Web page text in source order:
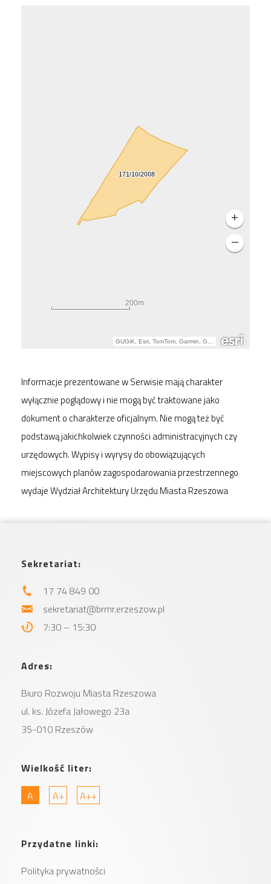
Informacje prezentowane w Serwisie mają charakter
wyłącznie poglądowy i nie mogą być traktowane jako
dokument o charakterze oficjalnym. Nie mogą też być
podstawą jakichkolwiek czynności administracyjnych czy
urzędowych. Wypisy i wyrysy do obowiązujących
miejscowych planów zagospodarowania przestrzennego
wydaje Wydział Architektury Urzędu Miasta Rzeszowa
Sekretariat:
17 74 849 00
sekretariat@brmr.erzeszow.pl
7:30 – 15:30
Adres:
Biuro Rozwoju Miasta Rzeszowa
ul. ks. Józefa Jałowego 23a
35-010 Rzeszów
Wielkość liter:
A
A+ A++
Przydatne linki:
Polityka prywatności